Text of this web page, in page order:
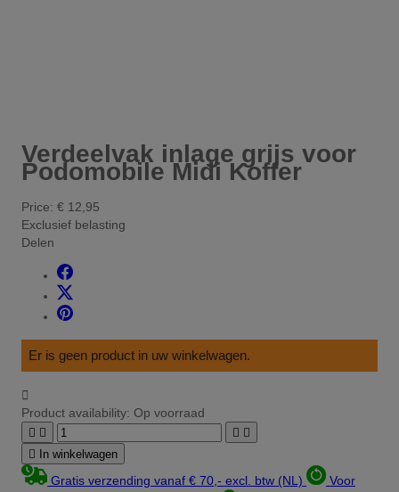
Verdeelvak inlage grijs voor
Podomobile Midi Koffer
Price: € 12,95
Exclusief belasting
Delen
Er is geen product in uw winkelwagen.

Product availability: Op voorraad
   
 In winkelwagen
Gratis verzending vanaf € 70,- excl. btw (NL)
Voor